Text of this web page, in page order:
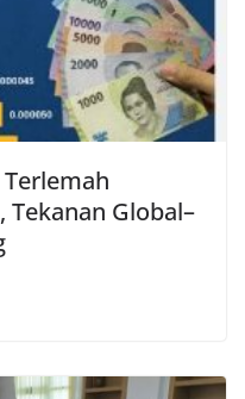
Tekanan Global–